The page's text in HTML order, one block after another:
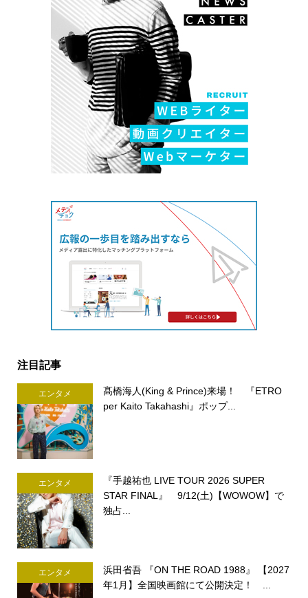
注目記事
エンタメ
髙橋海人(King & Prince)来場！ 『ETRO
per Kaito Takahashi』ポップ...
エンタメ
『手越祐也 LIVE TOUR 2026 SUPER
STAR FINAL』 9/12(土)【WOWOW】で
独占...
エンタメ
浜田省吾 『ON THE ROAD 1988』 【2027
年1月】全国映画館にて公開決定！ ...